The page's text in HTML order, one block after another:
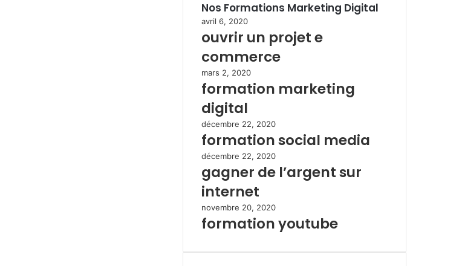
Nos Formations Marketing Digital
avril 6, 2020
ouvrir un projet e
commerce
mars 2, 2020
formation marketing
digital
décembre 22, 2020
formation social media
décembre 22, 2020
gagner de l’argent sur
internet
novembre 20, 2020
formation youtube